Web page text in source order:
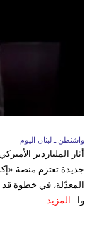
واشنطن ـ لبنان اليوم
أثار الملياردير
جديدة تعتزم منصة
المعدّلة، في خطوة قد
وا... المزيد